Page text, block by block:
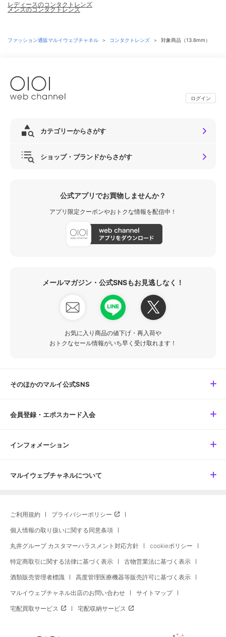
レディースのコンタクトレンズ
メンズのコンタクトレンズ
ファッション通販マルイウェブチャネル ＞ コンタクトレンズ ＞ 対象商品（13.6mm）
ログイン
カテゴリーからさがす
ショップ・ブランドからさがす
公式アプリでお買物しませんか？
アプリ限定クーポンやおトクな情報を配信中！
メールマガジン・公式SNSもお見逃しなく！
お気に入り商品の値下げ・再入荷や
おトクなセール情報がいち早く受け取れます！
そのほかのマルイ公式SNS
会員登録・エポスカード入会
インフォメーション
マルイウェブチャネルについて
ご利用規約 プライバシーポリシー
個人情報の取り扱いに関する同意条項
丸井グループ カスタマーハラスメント対応方針 cookieポリシー
特定商取引に関する法律に基づく表示 古物営業法に基づく表示
酒類販売管理者標識 高度管理医療機器等販売許可に基づく表示
マルイウェブチャネル出店のお問い合わせ サイトマップ
宅配買取サービス 宅配収納サービス